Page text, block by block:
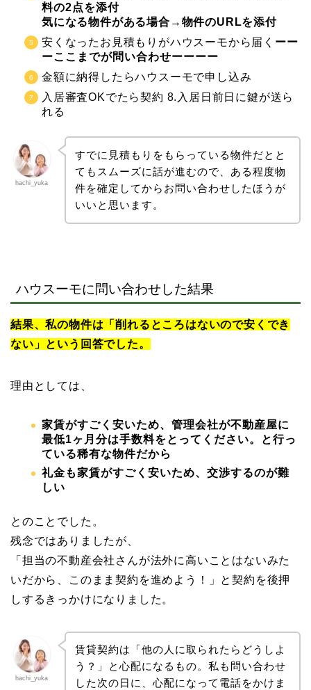
料の2点を添付
気になる物件がある場合→物件のURLを添付
安くなったお見積もりがハウスーモから届く ーー
ーここまでが問い合わせーーーー
金額に納得したらハウスーモで申し込み
入居審査OKでたら契約 8.入居日前日に鍵が送ら
れる
hachi_yuka
すでに見積もりをもらっている物件だとと
てもスムーズに話が進むので、ある程度物
件を確定してからお問い合わせしたほうが
いいと思います。
ハウスーモに問い合わせした結果
結果、私の物件は「削れるところはないので安くでき
ない」という回答でした。
理由としては、
家賃がすごく安いため、管理会社が不動産屋に
最低1ヶ月分は手数料をとってください。と行っ
ている稀有な物件だから
礼金も家賃がすごく安いため、交渉するのが難
しい
とのことでした。
残念ではありましたが、
「担当の不動産会社さんが法外に高いことはないみた
いだから、このまま契約を進めよう！」と契約を後押
しするきっかけになりました。
hachi_yuka
賃貸契約は「他の人に取られたらどうしよ
う？」と心配になるもの。私も問い合わせ
した次の日に、心配になって電話をかけま